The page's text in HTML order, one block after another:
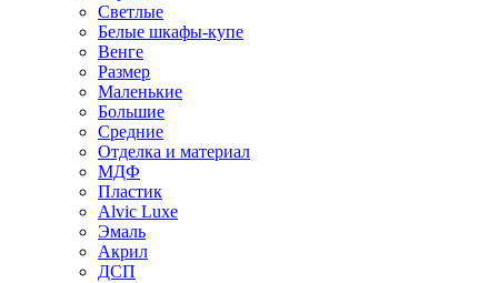
Светлые
Белые шкафы-купе
Венге
Размер
Маленькие
Большие
Средние
Отделка и материал
МДФ
Пластик
Alvic Luxe
Эмаль
Акрил
ДСП